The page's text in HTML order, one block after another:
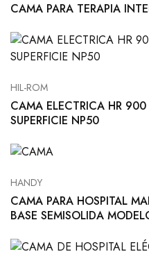
CAMA PARA TERAPIA
HIL-ROM
CAMA ELECTRICA HR
SUPERFICIE NP50
HANDY
CAMA PARA HOSPITAL
BASE SEMISOLIDA